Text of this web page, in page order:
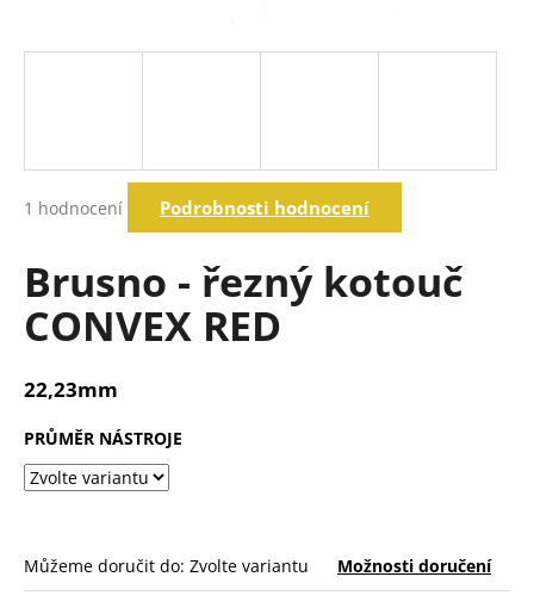
hodnocení
5,0
5
1 hodnocení Podrobnosti hodnocení
Brusno - řezný kotouč
CONVEX RED
22,23mm
PRŮMĚR NÁSTROJE
Můžeme doručit do: Zvolte variantu Možnosti doručení
j
D
p
r
u
č
e
m